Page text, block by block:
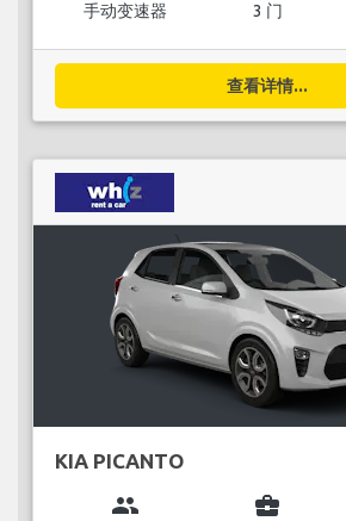
手动变速器 3 门
查看详情...
KIA PICANTO
group business_center